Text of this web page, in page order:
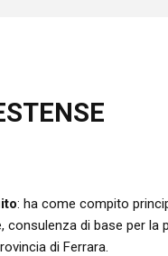
: ha come compito
di base per la
di Ferrara.